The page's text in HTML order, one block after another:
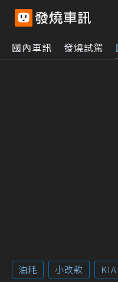
國內車訊 發燒試駕
油耗 小改款 KIA